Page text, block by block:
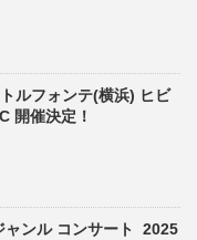
ルフォンテ(横浜) ヒビ
開催決定！
ャンル コンサート 2025